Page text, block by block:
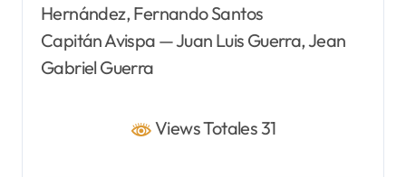
Hernández, Fernando Santos
Capitán Avispa — Juan Luis Guerra, Jean
Gabriel Guerra
Views Totales 31